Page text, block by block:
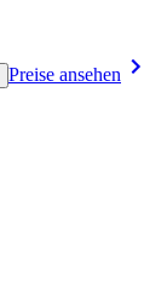
Preise ansehen